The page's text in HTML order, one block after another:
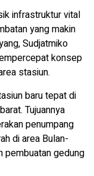
infrastruktur vital
yang makin
Sudjatmiko
konsep
stasiun.
baru tepat di
Tujuannya
penumpang
di area Bulan-
pembuatan gedung